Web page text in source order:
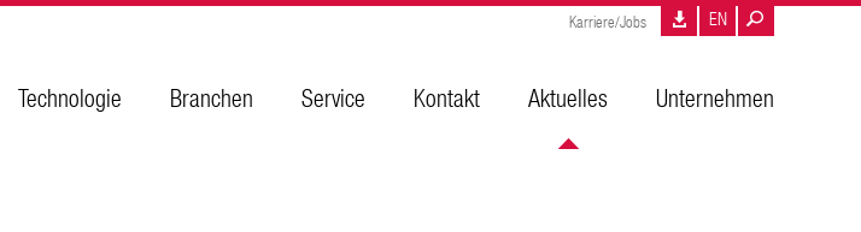
Technologie Branchen Service Kontakt Aktuelles Unternehmen
Karriere/Jobs EN